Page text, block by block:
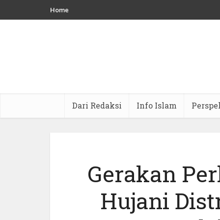
Home
Dari Redaksi Info Islam
Gerakan
Hujani